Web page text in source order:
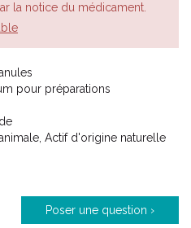
la notice du médicament.
pour préparations
Actif d'origine naturelle
Poser une question ›